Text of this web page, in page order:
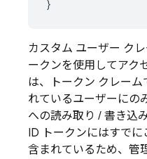
カスタム ユーザー ク
ークンを使用してアク
は、トークン クレーム
れているユーザーにの
への読み取り / 書き込
ID トークンにはすで
含まれているため、管